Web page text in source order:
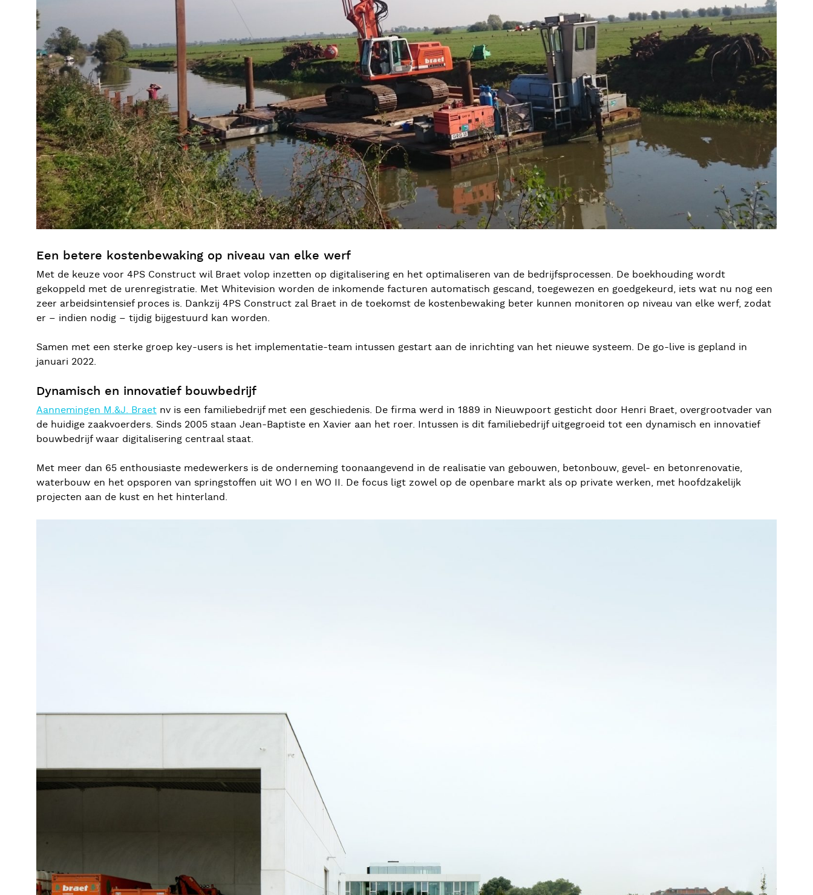
Een betere kostenbewaking op niveau van elke werf
Met de keuze voor 4PS Construct wil Braet volop inzetten op digitalisering en het optimaliseren van de bedrijfsprocessen. De boekhouding wordt
gekoppeld met de urenregistratie. Met Whitevision worden de inkomende facturen automatisch gescand, toegewezen en goedgekeurd, iets wat nu nog een
zeer arbeidsintensief proces is. Dankzij 4PS Construct zal Braet in de toekomst de kostenbewaking beter kunnen monitoren op niveau van elke werf, zodat
er – indien nodig – tijdig bijgestuurd kan worden.
Samen met een sterke groep key-users is het implementatie-team intussen gestart aan de inrichting van het nieuwe systeem. De go-live is gepland in
januari 2022.
Dynamisch en innovatief bouwbedrijf
Aannemingen M.&J. Braet nv is een familiebedrijf met een geschiedenis. De firma werd in 1889 in Nieuwpoort gesticht door Henri Braet, overgrootvader van
de huidige zaakvoerders. Sinds 2005 staan Jean-Baptiste en Xavier aan het roer. Intussen is dit familiebedrijf uitgegroeid tot een dynamisch en innovatief
bouwbedrijf waar digitalisering centraal staat.
Met meer dan 65 enthousiaste medewerkers is de onderneming toonaangevend in de realisatie van gebouwen, betonbouw, gevel- en betonrenovatie,
waterbouw en het opsporen van springstoffen uit WO I en WO II. De focus ligt zowel op de openbare markt als op private werken, met hoofdzakelijk
projecten aan de kust en het hinterland.